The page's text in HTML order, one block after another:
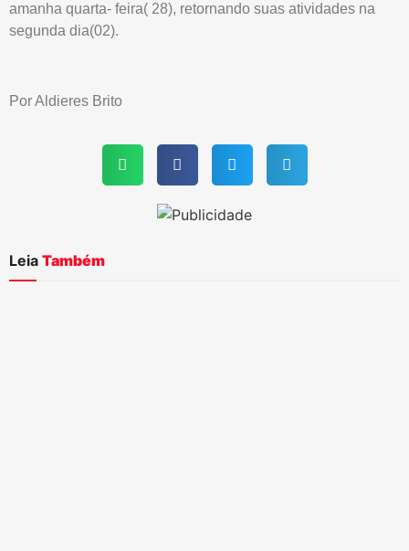
amanha quarta- feira( 28), retornando suas atividades na
segunda dia(02).
Por Aldieres Brito
Leia Também